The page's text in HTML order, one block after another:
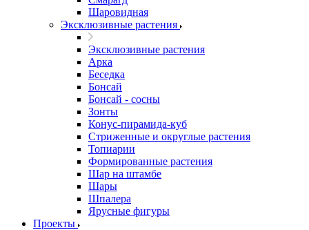
Шаровидная
Эксклюзивные растения
Эксклюзивные растения
Арка
Беседка
Бонсай
Бонсай - сосны
Зонты
Конус-пирамида-куб
Стриженные и округлые растения
Топиарии
Формированные растения
Шар на штамбе
Шары
Шпалера
Ярусные фигуры
Проекты